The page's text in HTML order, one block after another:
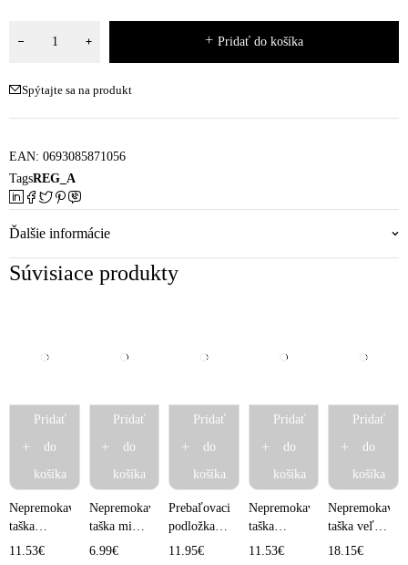
Pridať do košíka
Spýtajte sa na produkt
EAN: 0693085871056
TagsREG_A
Ďalšie informácie
Súvisiace produkty
Pridať
do
košíka
Nepremokava
taška
normal -
11.53€
Pridať
do
košíka
Nepremokavá
taška mini -
Ružová so
6.99€
Pridať
do
košíka
Prebaľovacia
podložka -
Autíčko
11.95€
Pridať
do
košíka
Nepremokava
taška
normal -
11.53€
Pridať
do
košíka
Nepremokavá
taška veľká
- Kvety
18.15€